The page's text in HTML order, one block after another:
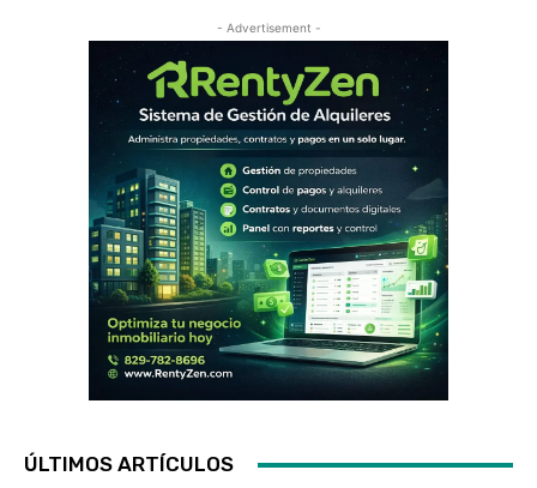
- Advertisement -
ÚLTIMOS ARTÍCULOS